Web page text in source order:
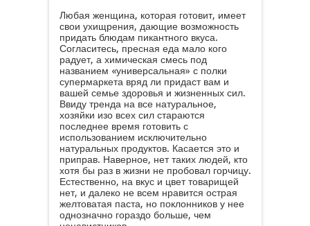
Любая женщина, которая готовит, имеет
свои ухищрения, дающие возможность
придать блюдам пикантного вкуса.
Согласитесь, пресная еда мало кого
радует, а химическая смесь под
названием «универсальная» с полки
супермаркета вряд ли придаст вам и
вашей семье здоровья и жизненных сил.
Ввиду тренда на все натуральное,
хозяйки изо всех сил стараются
последнее время готовить с
использованием исключительно
натуральных продуктов. Касается это и
приправ. Наверное, нет таких людей, кто
хотя бы раз в жизни не пробовал горчицу.
Естественно, на вкус и цвет товарищей
нет, и далеко не всем нравится острая
желтоватая паста, но поклонников у нее
однозначно гораздо больше, чем